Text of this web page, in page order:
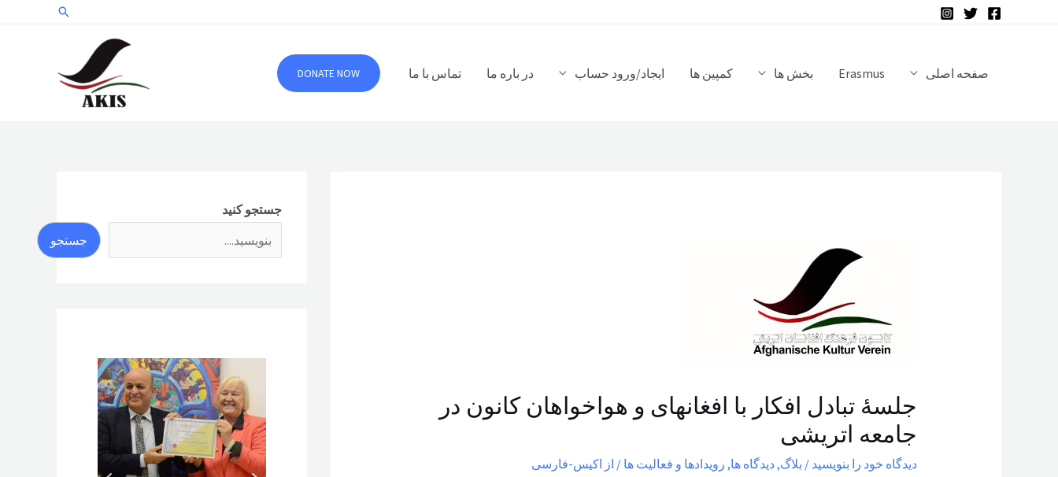
جستجو
صفحه اصلی Erasmus بخش ها کمپین ها ایجاد/ورود حساب در باره ما تماس با ما DONATE NOW
جلسۀ تبادل افکار با افغانهای و هواخواهان کانون در
جامعه اتریشی
دیدگاه‌ خود را بنویسید / بلاگ,دیدگاه ها, رویدادها و فعالیت ها / از اکیس-فارسی
جستجو کنید
جستجو